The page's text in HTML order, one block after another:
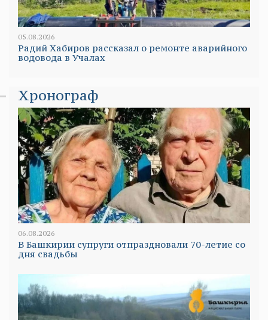
05.08.2026
Радий Хабиров рассказал о ремонте аварийного
водовода в Учалах
Хронограф
06.08.2026
В Башкирии супруги отпраздновали 70-летие со
дня свадьбы